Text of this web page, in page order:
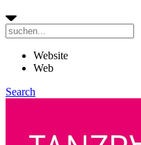
Website
Web
Search